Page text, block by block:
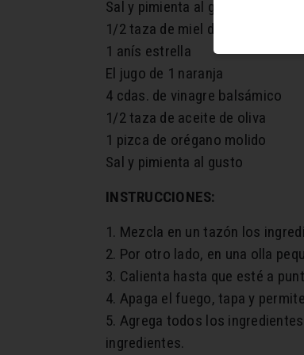
Sal y pimienta al gusto
1/2 taza de miel de abeja
1 anís estrella
El jugo de 1 naranja
4 cdas. de vinagre balsámico
1/2 taza de aceite de oliva
1 pizca de orégano molido
Sal y pimienta al gusto
INSTRUCCIONES:
1. Mezcla en un tazón los
2. Por otro lado, en una olla
3. Calienta hasta que esté a
4. Apaga el fuego, tapa y
5. Agrega todos los
ingredientes.